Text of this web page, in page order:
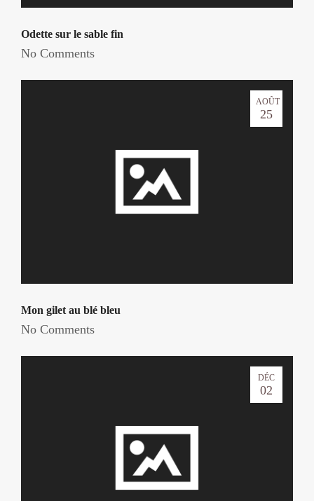
Odette sur le sable fin
No Comments
AOÛT
25
Mon gilet au blé bleu
No Comments
DÉC
02